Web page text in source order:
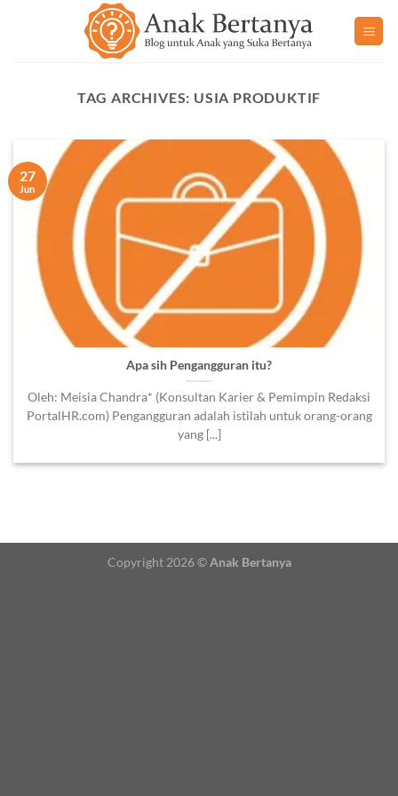
TAG ARCHIVES: USIA PRODUKTIF
Apa sih Pengangguran itu?
Oleh: Meisia Chandra* (Konsultan Karier & Pemimpin Redaksi
PortalHR.com) Pengangguran adalah istilah untuk orang-orang
yang [...]
27
Jun
Copyright 2026 ©Anak Bertanya